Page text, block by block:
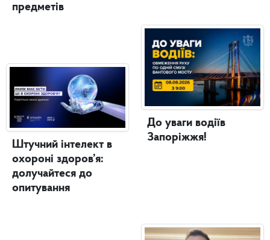
предметів
Штучний інтелект в
охороні здоров’я:
долучайтеся до
опитування
До уваги водіїв
Запоріжжя!